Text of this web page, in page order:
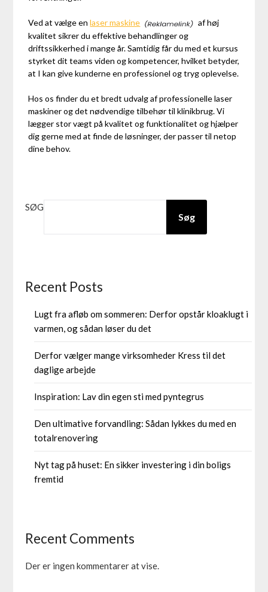
Ved at vælge enlaser maskine
af høj
kvalitet sikrer du effektive behandlinger og
driftssikkerhed i mange år. Samtidig får du med et kursus
styrket dit teams viden og kompetencer, hvilket betyder,
at I kan give kunderne en professionel og tryg oplevelse.
Hos os finder du et bredt udvalg af professionelle laser
maskiner og det nødvendige tilbehør til klinikbrug. Vi
lægger stor vægt på kvalitet og funktionalitet og hjælper
dig gerne med at finde de løsninger, der passer til netop
dine behov.
SØG
Søg
Recent Posts
Lugt fra afløb om sommeren: Derfor opstår kloaklugt i
varmen, og sådan løser du det
Derfor vælger mange virksomheder Kress til det
daglige arbejde
Inspiration: Lav din egen sti med pyntegrus
Den ultimative forvandling: Sådan lykkes du med en
totalrenovering
Nyt tag på huset: En sikker investering i din boligs
fremtid
Recent Comments
Der er ingen kommentarer at vise.